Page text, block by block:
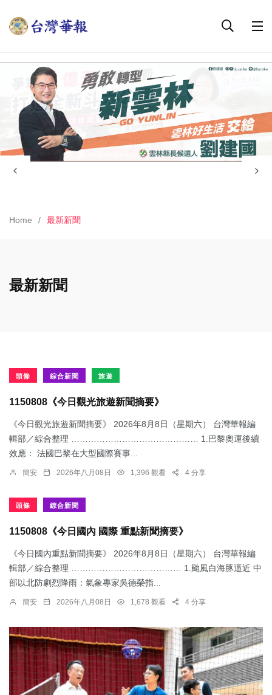
Home 最新新聞
最新新聞
頭條 綜合新聞 旅遊
1150808《今日觀光旅遊新聞摘要》
《今日觀光旅遊新聞摘要》 2026年8月8日（星期六） 台灣華報編
輯部／綜合整理 ……………………………………… 1.​巴黎奧運後續
效應： 法國巴黎在大型國際賽事...
簡安 2026年八月08日 1,396 觀看 4 分享
頭條 綜合新聞
1150808《今日國內 國際 重點新聞摘要》
《今日國內重點新聞摘要》 2026年8月8日（星期六） 台灣華報編
輯部／綜合整理 ………………………………… 1.颱風白海豚逼近 中
部以北防劇烈降雨：​氣象專家吳德榮指...
簡安 2026年八月08日 1,678 觀看 4 分享